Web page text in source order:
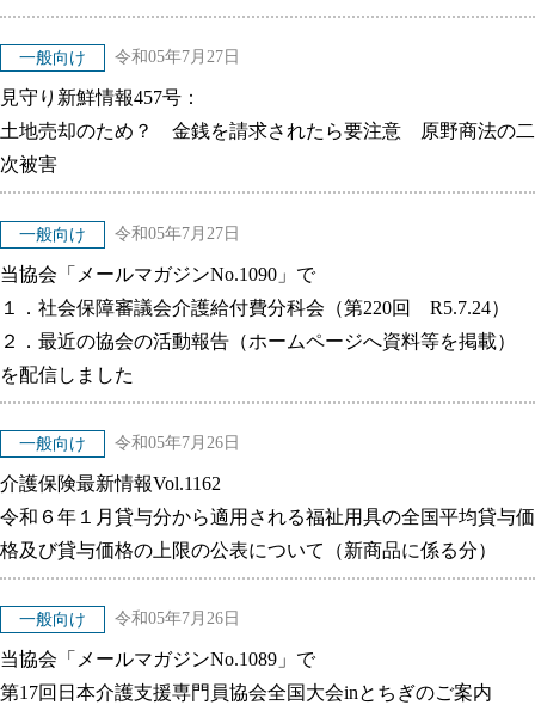
一般向け 令和05年7月27日
見守り新鮮情報457号：
土地売却のため？ 金銭を請求されたら要注意 原野商法の二
次被害
一般向け 令和05年7月27日
当協会「メールマガジンNo.1090」で
１．社会保障審議会介護給付費分科会（第220回 R5.7.24）
２．最近の協会の活動報告（ホームページへ資料等を掲載）
を配信しました
一般向け 令和05年7月26日
介護保険最新情報Vol.1162
令和６年１月貸与分から適用される福祉用具の全国平均貸与価
格及び貸与価格の上限の公表について（新商品に係る分）
一般向け 令和05年7月26日
当協会「メールマガジンNo.1089」で
第17回日本介護支援専門員協会全国大会inとちぎのご案内